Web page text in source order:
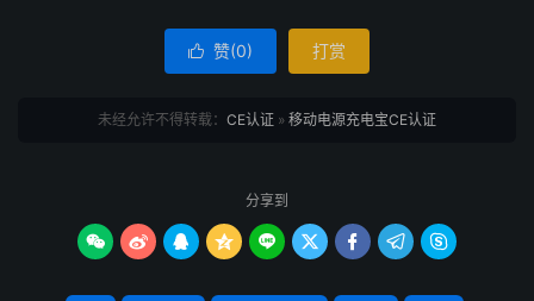
 赞(0) 打赏
未经允许不得转载： CE认证 » 移动电源充电宝CE认证
分享到
        